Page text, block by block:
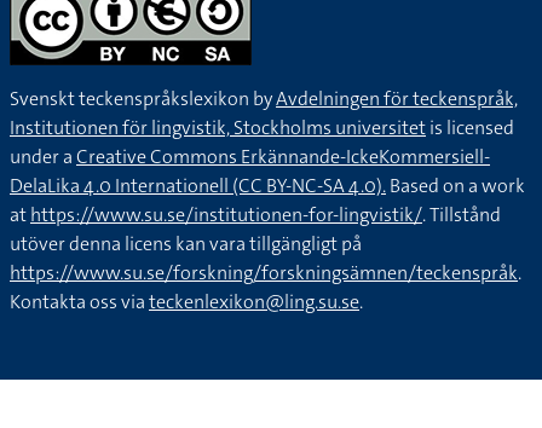
Svenskt teckenspråkslexikon byAvdelningen för teckenspråk,
Institutionen för lingvistik, Stockholms universitetis licensed
under aCreative Commons Erkännande-IckeKommersiell-
DelaLika 4.0 Internationell (CC BY-NC-SA 4.0).Based on a work
athttps://www.su.se/institutionen-for-lingvistik/. Tillstånd
utöver denna licens kan vara tillgängligt på
https://www.su.se/forskning/forskningsämnen/teckenspråk.
Kontakta oss viateckenlexikon@ling.su.se.